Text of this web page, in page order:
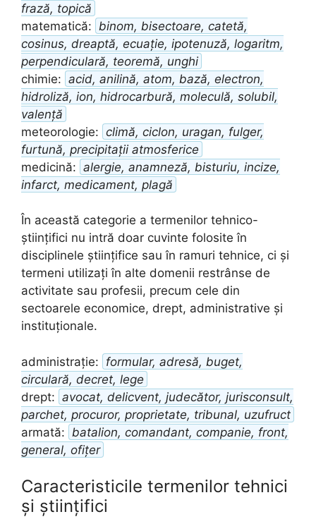
frază, topică
matematică: binom, bisectoare, catetă,
cosinus, dreaptă, ecuație, ipotenuză, logaritm,
perpendiculară, teoremă, unghi
chimie: acid, anilină, atom, bază, electron,
hidroliză, ion, hidrocarbură, moleculă, solubil,
valență
meteorologie: climă, ciclon, uragan, fulger,
furtună, precipitații atmosferice
medicină: alergie, anamneză, bisturiu, incize,
infarct, medicament, plagă
În această categorie a termenilor tehnico-
științifici nu intră doar cuvinte folosite în
disciplinele științifice sau în ramuri tehnice, ci și
termeni utilizați în alte domenii restrânse de
activitate sau profesii, precum cele din
sectoarele economice, drept, administrative și
instituționale.
administrație: formular, adresă, buget,
circulară, decret, lege
drept: avocat, delicvent, judecător, jurisconsult,
parchet, procuror, proprietate, tribunal, uzufruct
armată: batalion, comandant, companie, front,
general, ofițer
Caracteristicile termenilor tehnici
și științifici